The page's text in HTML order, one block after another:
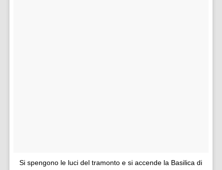
Si spengono le luci del tramonto e si accende la Basilica di